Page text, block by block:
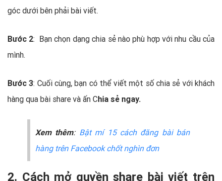
góc dưới bên phải bài viết.
Bước 2: Bạn chọn dạng chia sẻ nào phù hợp với nhu cầu của
mình.
Bước 3: Cuối cùng, bạn có thể viết một số chia sẻ với khách
hàng qua bài share và ấn Chia sẻ ngay.
Xem thêm: Bật mí 15 cách đăng bài bán
hàng trên Facebook chốt nghìn đơn
2. Cách mở quyền share bài viết trên